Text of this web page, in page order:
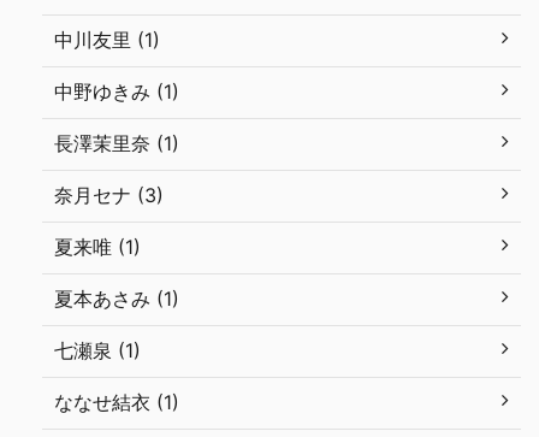
中川友里 (1)
中野ゆきみ (1)
長澤茉里奈 (1)
奈月セナ (3)
夏来唯 (1)
夏本あさみ (1)
七瀬泉 (1)
ななせ結衣 (1)